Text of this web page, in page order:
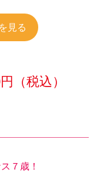
見る
（税込）
７歳！